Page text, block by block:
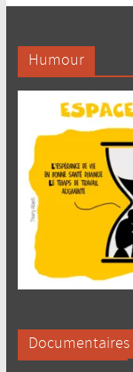
Humour
Documentaires